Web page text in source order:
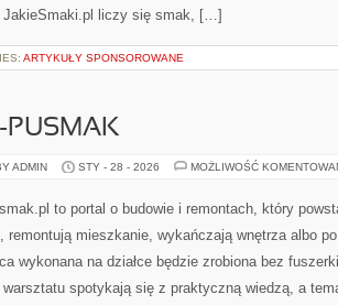
JakieSmaki.pl liczy się smak, […]
ARTYKUŁY SPONSOROWANE
PUSMAK
ADMIN STY - 28 - 2026 MOŻLIWOŚĆ
to portal o budowie i remontach, który
remontują mieszkanie, wykańczają wnętrza albo
wykonana na działce będzie zrobiona bez
warsztatu spotykają się z praktyczną wiedzą, a